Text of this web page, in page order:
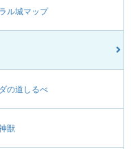
ル城マップ
の道しるべ
獣